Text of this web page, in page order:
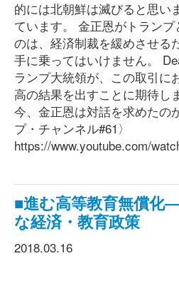
的には北朝鮮は滅びると思い
ています。 金正恩がトラン
のは、経済制裁を緩めさせる
手に乗ってはいけません。
ランプ大統領が、この取引に
高の結果を出すことに期待し
今、金正恩は対話を求めたの
プ・チャンネル#61〉
https://www.youtube.com/
■進む高等教育無償
な経済・教育政策
2018.03.16